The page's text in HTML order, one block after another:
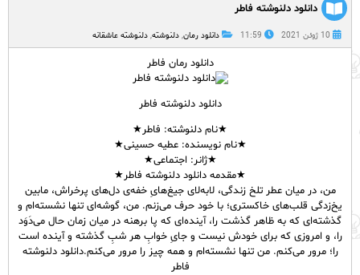
دانلود دلنوشته فاطر
10 ژوئن 2021 11:59 دانلود رمان, دلنوشته, دلنوشته عاشقانه
دانلود رمان فاطر
دانلود دلنوشته فاطر
★نام دلنوشته: فاطر★
★نام نویسنده: عطیه حسینی★
★ژانر: اجتماعی★
★مقدمه دانلود دلنوشته فاطر★
من، در میان عطر تلخ زندگی، لابه‌لای جیغ‌هایِ خفه‌ی دل‌های پرخراش، مابین
یخ‌زدگی قلب‌های خاکستری؛ با خود حرف می‌زنم. من، گوشه‌ای تنها نشسته‌ام و
گذشته‌ای که به ظاهر گذشت را، آینده‌ای که پا برهنه در میان زمان حال می‌دَوَد
را، و امروزی که برای خودش نیست و جایِ خوابِ هر شبِ گذشته و آینده است
را؛ مرور می‌کنم. من تنها نشسته‌ام و همه چیز را مرور می‌کنم.دانلود دلنوشته
فاطر